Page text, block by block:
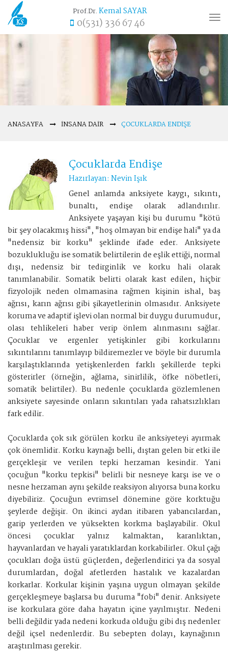
Prof.Dr.Kemal SAYAR
0(531) 336 67 46
ANASAYFA İNSANA DAIR ÇOCUKLARDA ENDIŞE
Çocuklarda Endişe
Hazırlayan: Nevin Işık
Genel anlamda anksiyete kaygı, sıkıntı,
bunaltı, endişe olarak adlandırılır.
Anksiyete yaşayan kişi bu durumu "kötü
bir şey olacakmış hissi", "hoş olmayan bir endişe hali" ya da
"nedensiz bir korku" şeklinde ifade eder. Anksiyete
bozuklukluğu ise somatik belirtilerin de eşlik ettiği, normal
dışı, nedensiz bir tedirginlik ve korku hali olarak
tanımlanabilir. Somatik belirti olarak kast edilen, hiçbir
fizyolojik neden olmamasina rağmen kişinin ishal, baş
ağrısı, karın ağrısı gibi şikayetlerinin olmasıdır. Anksiyete
koruma ve adaptif işlevi olan normal bir duygu durumudur,
olası tehlikeleri haber verip önlem alınmasını sağlar.
Çocuklar ve ergenler yetişkinler gibi korkularını
sıkıntılarını tanımlayıp bildiremezler ve böyle bir durumla
karşılaştıklarında yetişkenlerden farklı şekillerde tepki
gösterirler (örneğin, ağlama, sinirlilik, öfke nöbetleri,
somatik belirtiler). Bu nedenle çocuklarda gözlemlenen
anksiyete sayesinde onların sıkıntıları yada rahatsızlıkları
fark edilir.
Çocuklarda çok sık görülen korku ile anksiyeteyi ayırmak
çok önemlidir. Korku kaynağı belli, dıştan gelen bir etki ile
gerçekleşir ve verilen tepki herzaman kesindir. Yani
çocuğun "korku tepkisi" belirli bir nesneye karşı ise ve o
nesne herzaman aynı şekilde reaksiyon alıyorsa buna korku
diyebiliriz. Çocuğun evrimsel dönemine göre korktuğu
şeylerde değişir. On ikinci aydan itibaren yabancılardan,
garip yerlerden ve yüksekten korkma başlayabilir. Okul
öncesi çocuklar yalnız kalmaktan, karanlıktan,
hayvanlardan ve hayali yaratıklardan korkabilirler. Okul çağı
çocukları doğa üstü güçlerden, değerlendirici ya da sosyal
durumlardan, doğal afetlerden hastalık ve kazalardan
korkarlar. Korkular kişinin yaşına uygun olmayan şekilde
gerçekleşmeye başlarsa bu duruma "fobi" denir. Anksiyete
ise korkulara göre daha hayatın içine yayılmıştır. Nedeni
belli değildir yada nedeni korkuda olduğu gibi dış nedenler
değil içsel nedenlerdir. Bu sebepten dolayı, kaynağının
araştırılması gerekir.